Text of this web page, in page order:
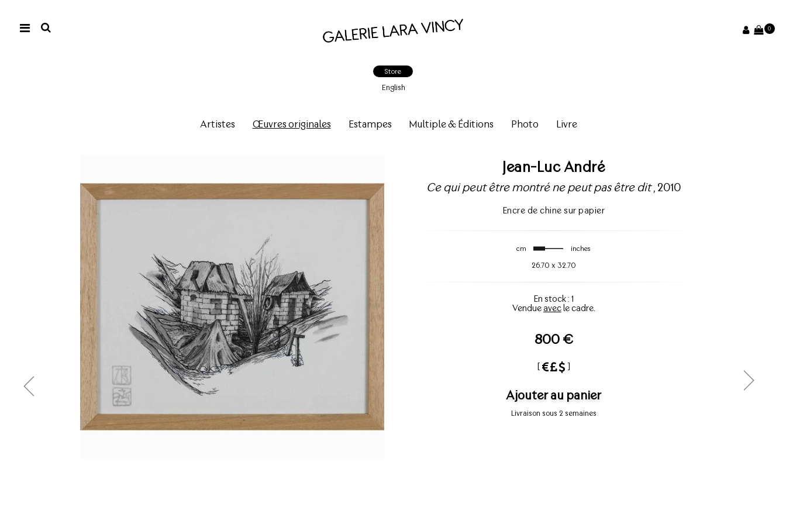
0
Store
English
Artistes Œuvres originales Estampes Multiple & Éditions Photo Livre
Jean-Luc André
Ce qui peut être montré ne peut pas être dit, 2010
Encre de chine sur papier
cm inches
26.70 x 32.70
En stock : 1
Vendueavecle cadre.
800 €
[ ]
Ajouter au panier
Livraison sous 2 semaines